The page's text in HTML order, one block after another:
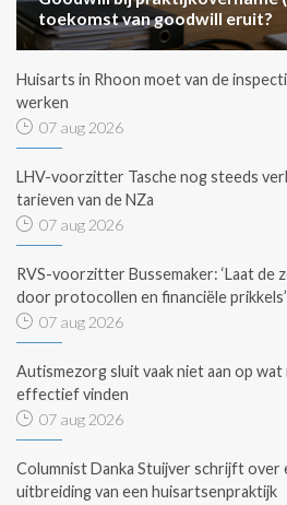
toekomst van goodwill eruit?
Huisarts in Rhoon moet van de
werken
07 aug 2026
LHV-voorzitter Tasche nog steeds
tarieven van de NZa
07 aug 2026
RVS-voorzitter Bussemaker: ‘Laat de
door protocollen en financiële prikkels’
07 aug 2026
Autismezorg sluit vaak niet aan op
effectief vinden
07 aug 2026
Columnist Danka Stuijver schrijft over
uitbreiding van een huisartsenpraktijk